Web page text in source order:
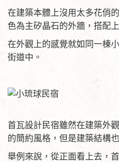
在建築本體上沒用太多花俏
色為主矽晶石的外牆，搭配
在外觀上的感覺就如同一棟
街道中。
首瓦設計民宿雖然在建築外
的簡約風格，但是建築結構
舉例來說，從正面看上去，